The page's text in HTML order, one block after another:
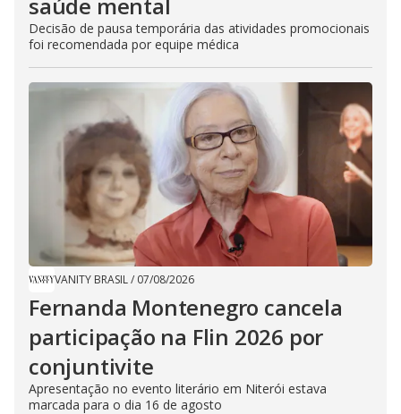
Decisão de pausa temporária das atividades promocionais
foi recomendada por equipe médica
VANITY BRASIL/ 07/08/2026
Fernanda Montenegro cancela
participação na Flin 2026 por
conjuntivite
Apresentação no evento literário em Niterói estava
marcada para o dia 16 de agosto